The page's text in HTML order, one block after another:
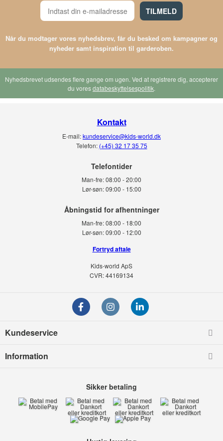
TILMELD
Når du modtager vores nyhedsbrev, får du besked om kampagner og
nyheder samt inspiration til garderoben.
Nyhedsbrevet udsendes flere gange om ugen. Ved at registrere dig, accepterer
du voresdatabeskyttelsespolitik.
Kontakt
E-mail:kundeservice@kids-world.dk
Telefon: (+45) 32 17 35 75
Telefontider
Man-fre:08:00 - 20:00
Lør-søn: 09:00 - 15:00
Man-fre:08:00 - 18:00
Lør-søn:09:00 - 12:00
Fortryd aftale
Kids-world ApS
CVR: 44169134
Kundeservice
Information
Sikker betaling